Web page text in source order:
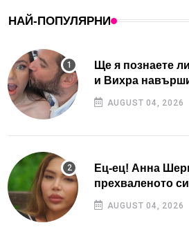
НАЙ-ПОПУЛЯРНИ
Ще я познаете
и Вихра
AUGUST 04, 2026
Ец-ец! Анна
прехваленото
AUGUST 04, 2026